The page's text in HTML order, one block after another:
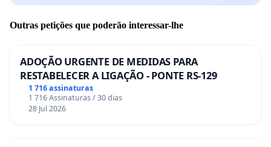
Outras petições que poderão interessar-lhe
ADOÇÃO URGENTE DE MEDIDAS PARA
RESTABELECER A LIGAÇÃO - PONTE RS-129
1 716 assinaturas
1 716 Assinaturas / 30 dias
28 Jul 2026